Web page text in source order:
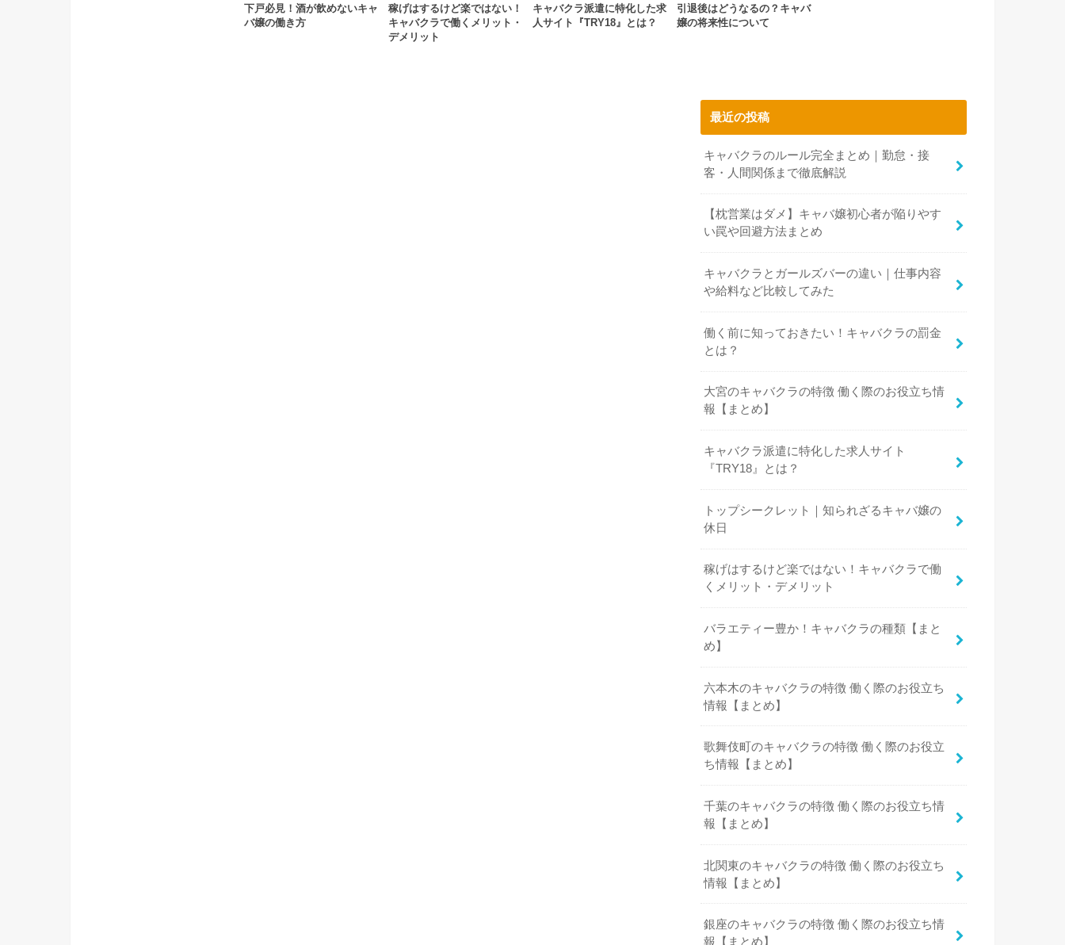
下戸必見！酒が飲めないキャ
バ嬢の働き方
稼げはするけど楽ではない！
キャバクラで働くメリット・
デメリット
キャバクラ派遣に特化した求
人サイト『TRY18』とは？
引退後はどうなるの？キャバ
嬢の将来性について
最近の投稿
キャバクラのルール完全まとめ｜勤怠・接
客・人間関係まで徹底解説
【枕営業はダメ】キャバ嬢初心者が陥りやす
い罠や回避方法まとめ
キャバクラとガールズバーの違い｜仕事内容
や給料など比較してみた
働く前に知っておきたい！キャバクラの罰金
とは？
大宮のキャバクラの特徴 働く際のお役立ち情
報【まとめ】
キャバクラ派遣に特化した求人サイト
『TRY18』とは？
トップシークレット｜知られざるキャバ嬢の
休日
稼げはするけど楽ではない！キャバクラで働
くメリット・デメリット
バラエティー豊か！キャバクラの種類【まと
め】
六本木のキャバクラの特徴 働く際のお役立ち
情報【まとめ】
歌舞伎町のキャバクラの特徴 働く際のお役立
ち情報【まとめ】
千葉のキャバクラの特徴 働く際のお役立ち情
報【まとめ】
北関東のキャバクラの特徴 働く際のお役立ち
情報【まとめ】
銀座のキャバクラの特徴 働く際のお役立ち情
報【まとめ】